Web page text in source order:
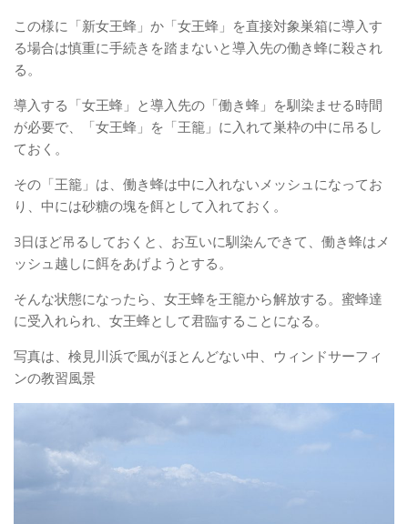
この様に「新女王蜂」か「女王蜂」を直接対象巣箱に導入す
る場合は慎重に手続きを踏まないと導入先の働き蜂に殺され
る。
導入する「女王蜂」と導入先の「働き蜂」を馴染ませる時間
が必要で、「女王蜂」を「王籠」に入れて巣枠の中に吊るし
ておく。
その「王籠」は、働き蜂は中に入れないメッシュになってお
り、中には砂糖の塊を餌として入れておく。
3日ほど吊るしておくと、お互いに馴染んできて、働き蜂はメ
ッシュ越しに餌をあげようとする。
そんな状態になったら、女王蜂を王籠から解放する。蜜蜂達
に受入れられ、女王蜂として君臨することになる。
写真は、検見川浜で風がほとんどない中、ウィンドサーフィ
ンの教習風景